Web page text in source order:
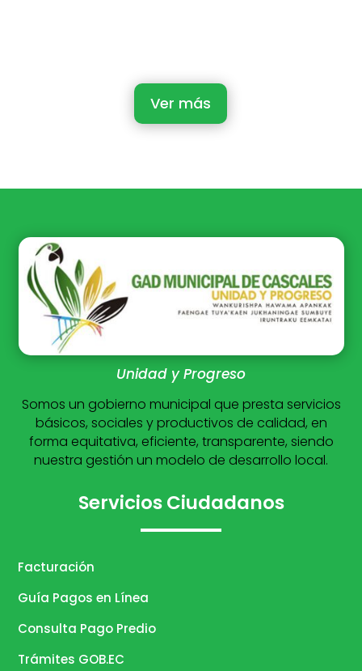
Ver más
Unidad y Progreso
Somos un gobierno municipal que presta servicios
básicos, sociales y productivos de calidad, en
forma equitativa, eficiente, transparente, siendo
nuestra gestión un modelo de desarrollo local.
Servicios Ciudadanos
Facturación
Guía Pagos en Línea
Consulta Pago Predio
Trámites GOB.EC